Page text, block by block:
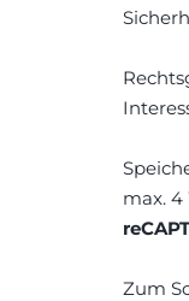
max. 4
Zum